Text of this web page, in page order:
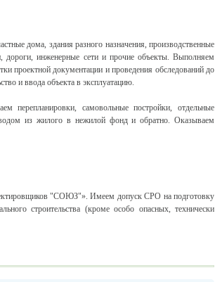
дома, здания разного назначения, производственные
дороги, инженерные сети и прочие объекты. Выполняем
проектной документации и проведения обследований до
и ввода объекта в эксплуатацию.
перепланировки, самовольные постройки, отдельные
из жилого в нежилой фонд и обратно. Оказываем
"СОЮЗ"». Имеем допуск СРО на подготовку
строительства (кроме особо опасных, технически